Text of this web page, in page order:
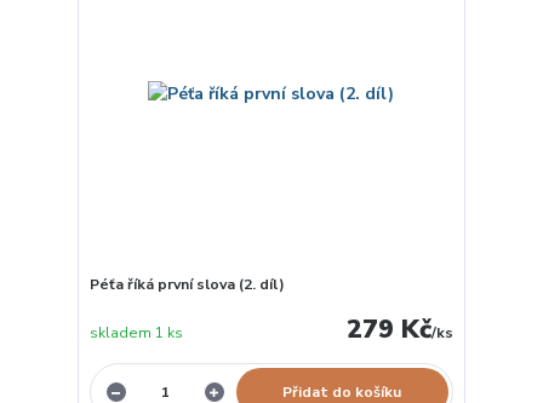
Péťa říká první slova (2. díl)
279 Kč/ks
skladem 1 ks
Přidat do košíku